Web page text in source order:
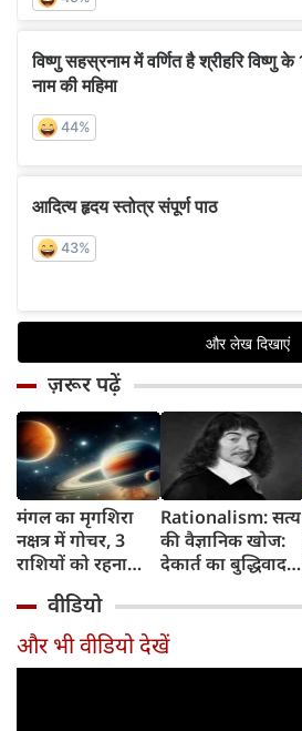
ज़रूर पढ़ें
मंगल का मृगशिरा
नक्षत्र में गोचर, 3
राशियों को रहना
सावधान
Rationalism: सत्य
की वैज्ञानिक खोज:
देकार्त का बुद्धिवाद
का जन्म
वीडियो
और भी वीडियो देखें